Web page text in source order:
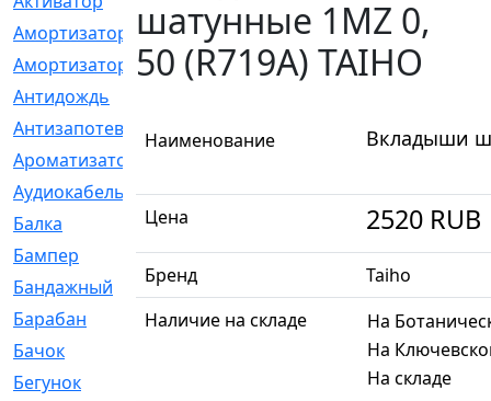
Амортизатор
[608]
Амортизаторы
[21]
Антидождь
Антизапотеватель
Ароматизатор
Аудиокабель
[2]
Балка
Бампер
[137]
Бандажный
Барабан
[5]
Бачок
Бегунок
шатунные 1MZ 0,
50 (R719A) TAIHO
Наименование Вкладыши
Цена 2520 RUB
Бренд
Taiho
Наличие на складе
На
На
На складе